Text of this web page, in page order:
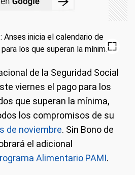
de la Seguridad Social
viernes el pago para los
que superan la mínima,
los compromisos de su
de noviembre. Sin Bono de
el adicional
Alimentario PAMI.